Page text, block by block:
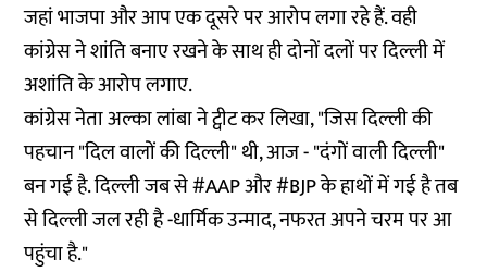
जहां भाजपा और आप एक दूसरे पर आरोप लगा रहे हैं. वही
कांग्रेस ने शांति बनाए रखने के साथ ही दोनों दलों पर दिल्ली में
अशांति के आरोप लगाए.
कांग्रेस नेता अल्का लांबा ने ट्वीट कर लिखा, "जिस दिल्ली की
पहचान "दिल वालों की दिल्ली" थी, आज - "दंगों वाली दिल्ली"
बन गई है. दिल्ली जब से #AAP और #BJP के हाथों में गई है तब
से दिल्ली जल रही है -धार्मिक उन्माद, नफरत अपने चरम पर आ
पहुंचा है."